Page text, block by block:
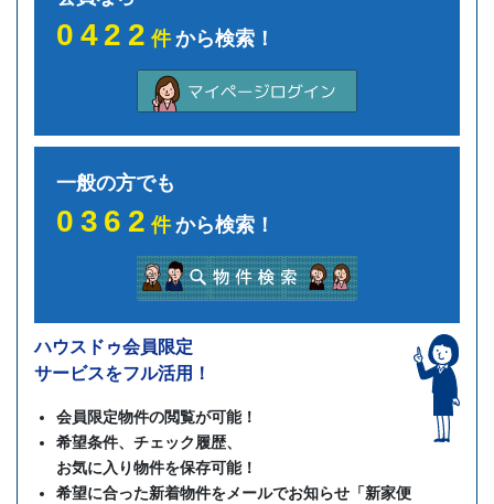
0422件から検索！
一般の方でも
0362件から検索！
ハウスドゥ会員限定
サービスをフル活用！
会員限定物件の閲覧が可能！
希望条件、チェック履歴、
お気に入り物件を保存可能！
希望に合った新着物件をメールでお知らせ「新家便